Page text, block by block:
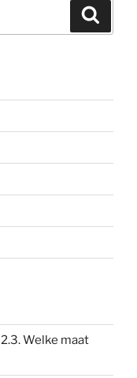
2.3. Welke maat